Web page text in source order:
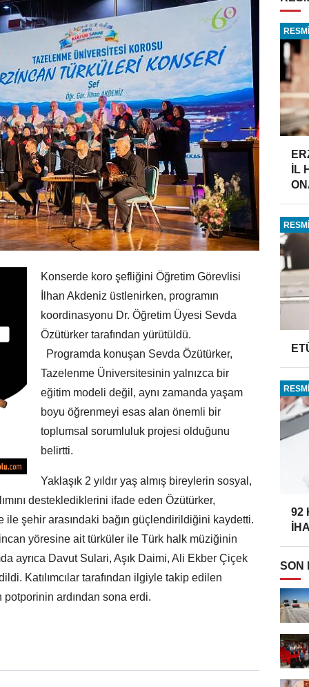
Konserde koro şefliğini Öğretim Görevlisi
İlhan Akdeniz üstlenirken, programın
koordinasyonu Dr. Öğretim Üyesi Sevda
Özütürker tarafından yürütüldü.
Programda konuşan Sevda Özütürker,
Tazelenme Üniversitesinin yalnızca bir
eğitim modeli değil, aynı zamanda yaşam
boyu öğrenmeyi esas alan önemli bir
toplumsal sorumluluk projesi olduğunu
belirtti.
Yaklaşık 2 yıldır yaş almış bireylerin sosyal,
desteklediklerini ifade eden Özütürker,
şehir arasındaki bağın güçlendirildiğini kaydetti.
yöresine ait türküler ile Türk halk müziğinin
ayrıca Davut Sulari, Aşık Daimi, Ali Ekber Çiçek
Katılımcılar tarafından ilgiyle takip edilen
ardından sona erdi.
İL
92
SON